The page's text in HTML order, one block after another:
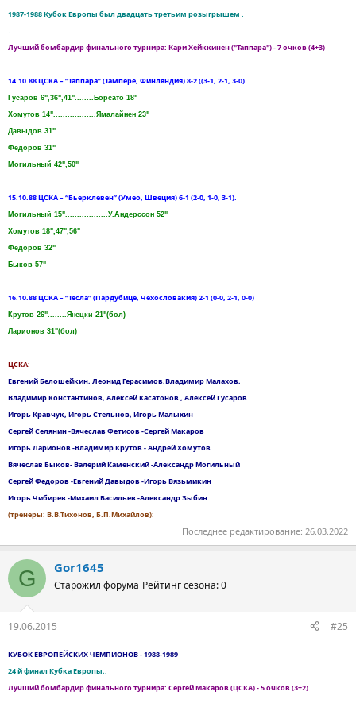
1987-1988 Кубок Европы был двадцать третьим розыгрышем .
Лучший бомбардир финального турнира: Кари Хейккинен ("Таппара") - 7 очков (4+3)
14.10.88 ЦСКА – “Таппара” (Тампере, Финляндия) 8-2 ((3-1, 2-1, 3-0).
Гусаров 6",36",41"........Борсато 18"
Хомутов 14"..................Ямалайнен 23"
Давыдов 31"
Федоров 31"
Могильный 42",50"
15.10.88 ЦСКА – “Бьерклевен” (Умео, Швеция) 6-1 (2-0, 1-0, 3-1).
Могильный 15"..................У.Андерссон 52"
Хомутов 18",47",56"
Федоров 32"
Быков 57"
16.10.88 ЦСКА – “Тесла” (Пардубице, Чехословакия) 2-1 (0-0, 2-1, 0-0)
Крутов 26"........Янецки 21"(бол)
Ларионов 31"(бол)
ЦСКА:
Евгений Белошейкин, Леонид Герасимов,Владимир Малахов,
Владимир Константинов, Алексей Касатонов , Алексей Гусаров
Игорь Кравчук, Игорь Стельнов, Игорь Малыхин
Сергей Селянин -Вячеслав Фетисов -Сергей Макаров
Игорь Ларионов -Владимир Крутов - Андрей Хомутов
Вячеслав Быков- Валерий Каменский -Александр Могильный
Сергей Федоров -Евгений Давыдов -Игорь Вязьмикин
Игорь Чибирев -Михаил Васильев -Александр Зыбин.
(тренеры: В.В.Тихонов, Б.П.Михайлов):
Последнее редактирование: 26.03.2022
G Gor1645
Старожил форума Рейтинг сезона: 0
19.06.2015 #25
КУБОК ЕВРОПЕЙСКИХ ЧЕМПИОНОВ - 1988-1989
24 й финал Кубка Европы,.
Лучший бомбардир финального турнира: Сергей Макаров (ЦСКА) - 5 очков (3+2)